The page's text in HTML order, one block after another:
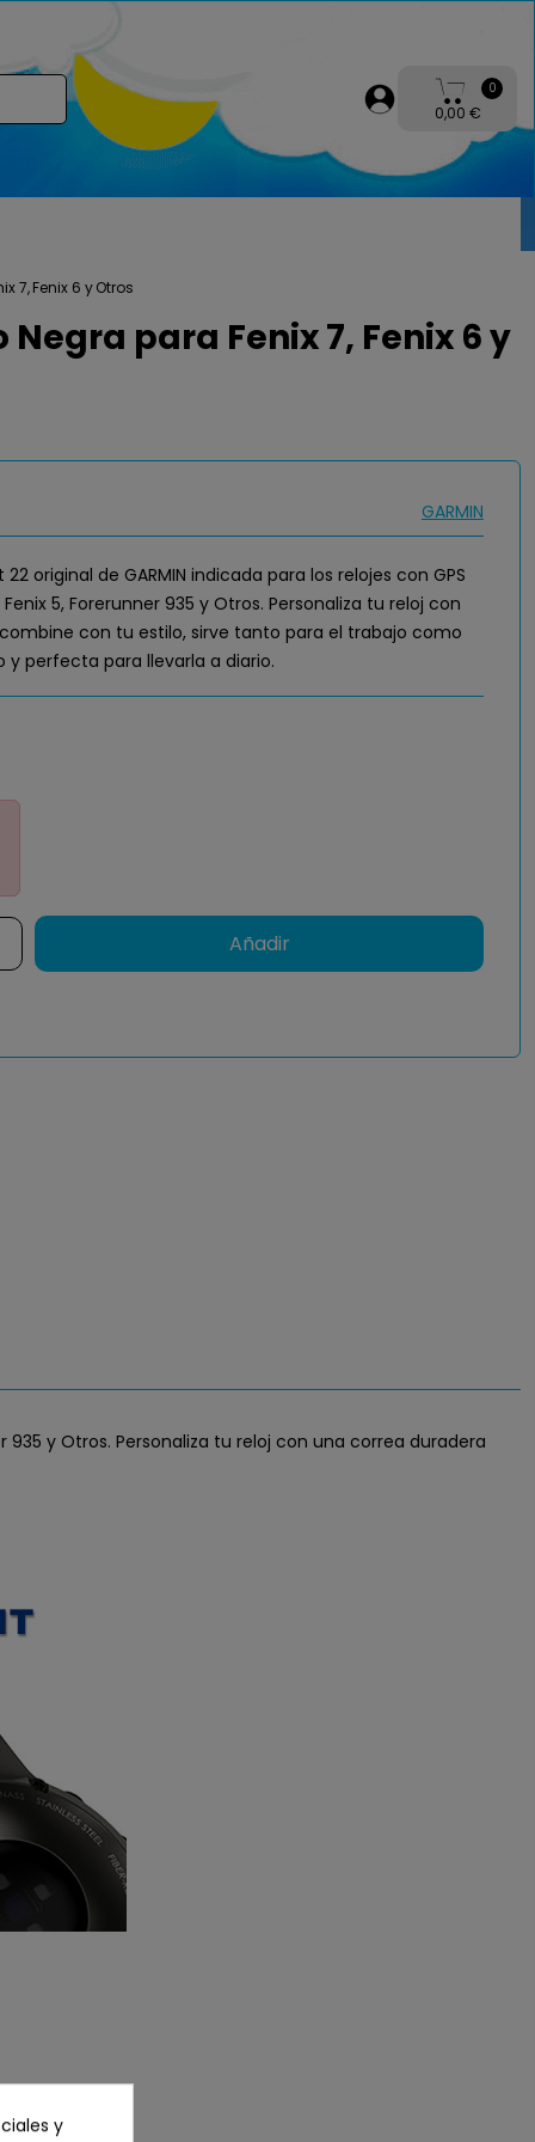
0
0,00 €
7, Fenix 6 y Otros
para Fenix 7, Fenix 6 y
GARMIN
original de GARMIN indicada para los relojes con GPS
5, Forerunner 935 y Otros. Personaliza tu reloj con
con tu estilo, sirve tanto para el trabajo como
y perfecta para llevarla a diario.
Añadir
935 y Otros. Personaliza tu reloj con una correa duradera
y